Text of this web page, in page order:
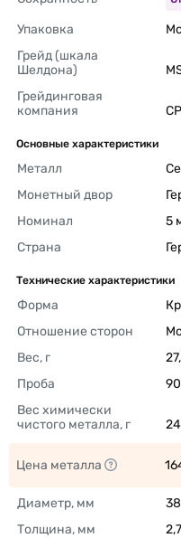
Упаковка
Грейд (шкала
Шелдона)
Грейдинговая
компания
Основные характеристики
Металл
Монетный двор
Номинал
5
Страна
Технические характеристики
Форма
Отношение сторон
Вес, г
Проба
Вес химически
чистого металла, г
Цена металла
Диаметр, мм
38
Толщина, мм
2,7